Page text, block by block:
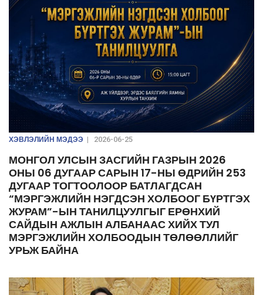
ХЭВЛЭЛИЙН МЭДЭЭ | 2026-06-25
МОНГОЛ УЛСЫН ЗАСГИЙН ГАЗРЫН 2026
ОНЫ 06 ДУГААР САРЫН 17-НЫ ӨДРИЙН 253
ДУГААР ТОГТООЛООР БАТЛАГДСАН
“МЭРГЭЖЛИЙН НЭГДСЭН ХОЛБООГ БҮРТГЭХ
ЖУРАМ”-ЫН ТАНИЛЦУУЛГЫГ ЕРӨНХИЙ
САЙДЫН АЖЛЫН АЛБАНААС ХИЙХ ТУЛ
МЭРГЭЖЛИЙН ХОЛБООДЫН ТӨЛӨӨЛЛИЙГ
УРЬЖ БАЙНА